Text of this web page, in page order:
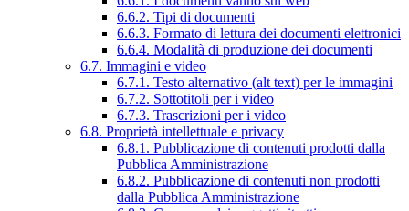
6.6.2. Tipi di documenti
6.6.3. Formato di lettura dei documenti elettronici
6.6.4. Modalità di produzione dei documenti
6.7. Immagini e video
6.7.1. Testo alternativo (alt text) per le immagini
6.7.2. Sottotitoli per i video
6.7.3. Trascrizioni per i video
6.8. Proprietà intellettuale e privacy
6.8.1. Pubblicazione di contenuti prodotti dalla
Pubblica Amministrazione
6.8.2. Pubblicazione di contenuti non prodotti
dalla Pubblica Amministrazione